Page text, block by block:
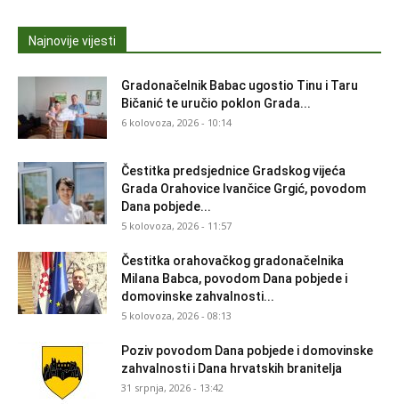
Najnovije vijesti
Gradonačelnik Babac ugostio Tinu i Taru
Bičanić te uručio poklon Grada...
6 kolovoza, 2026 - 10:14
Čestitka predsjednice Gradskog vijeća
Grada Orahovice Ivančice Grgić, povodom
Dana pobjede...
5 kolovoza, 2026 - 11:57
Čestitka orahovačkog gradonačelnika
Milana Babca, povodom Dana pobjede i
domovinske zahvalnosti...
5 kolovoza, 2026 - 08:13
Poziv povodom Dana pobjede i domovinske
zahvalnosti i Dana hrvatskih branitelja
31 srpnja, 2026 - 13:42